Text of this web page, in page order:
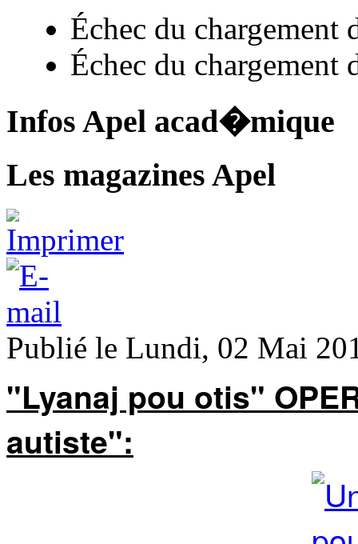
Échec du chargement
Échec du chargement
Infos Apel acad�mique
Les magazines Apel
Publié le Lundi, 02 Mai
"Lyanaj pou otis"
autiste":